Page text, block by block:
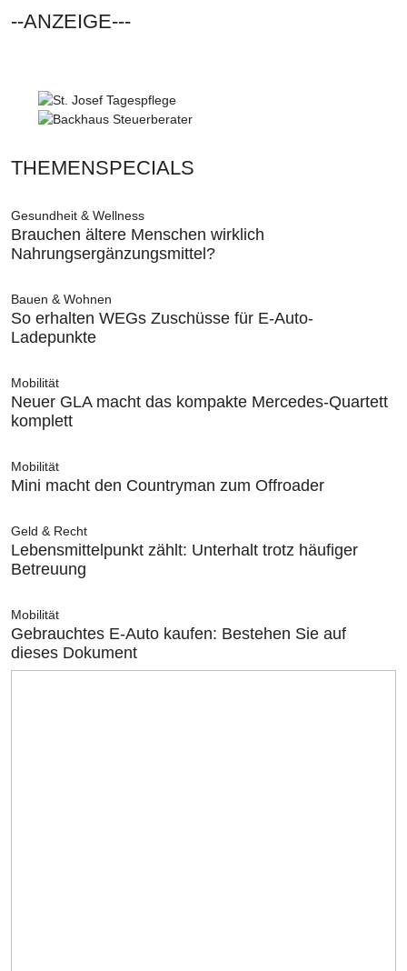
--ANZEIGE---
THEMENSPECIALS
Gesundheit & Wellness
Brauchen ältere Menschen wirklich
Nahrungsergänzungsmittel?
Bauen & Wohnen
So erhalten WEGs Zuschüsse für E-Auto-
Ladepunkte
Mobilität
Neuer GLA macht das kompakte Mercedes-Quartett
komplett
Mobilität
Mini macht den Countryman zum Offroader
Geld & Recht
Lebensmittelpunkt zählt: Unterhalt trotz häufiger
Betreuung
Mobilität
Gebrauchtes E-Auto kaufen: Bestehen Sie auf
dieses Dokument